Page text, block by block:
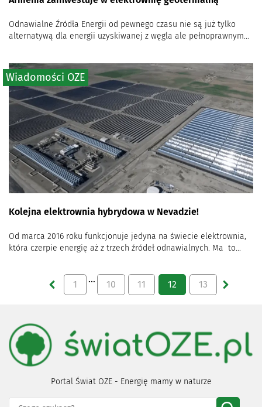
Odnawialne Źródła Energii od pewnego czasu nie są już tylko
alternatywą dla energii uzyskiwanej z węgla ale pełnoprawnym...
Kolejna elektrownia hybrydowa w Nevadzie!
Od marca 2016 roku funkcjonuje jedyna na świecie elektrownia,
która czerpie energię aż z trzech źródeł odnawialnych. Ma to...
Wiadomości OZE
1 … 10 11 12 13
Portal Świat OZE - Energię mamy w naturze